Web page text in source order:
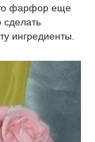
фарфор еще
сделать
ингредиенты.